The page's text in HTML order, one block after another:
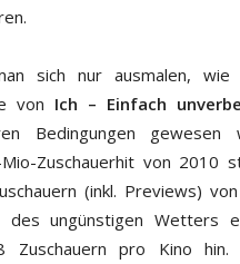
sich nur ausmalen,
von Ich – Einfach
Bedingungen gewesen
Zuschauerhit von 2010
(inkl. Previews)
ungünstigen Wetters
Zuschauern pro Kino